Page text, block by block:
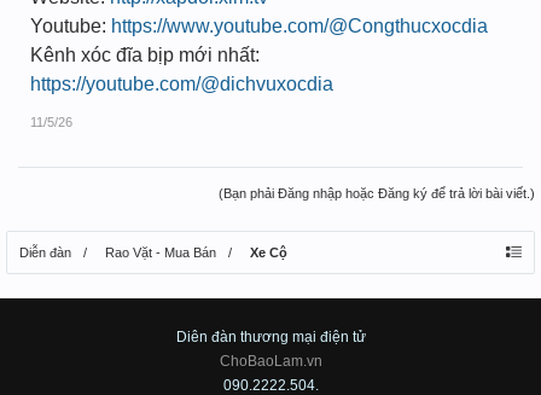
Youtube: https://www.youtube.com/@Congthucxocdia
Kênh xóc đĩa bịp mới nhất:
https://youtube.com/@dichvuxocdia
11/5/26
(Bạn phải Đăng nhập hoặc Đăng ký để trả lời bài viết.)
Diễn đàn Rao Vặt - Mua Bán Xe Cộ
Diên đàn thương mại điện tử
ChoBaoLam.vn
090.2222.504.